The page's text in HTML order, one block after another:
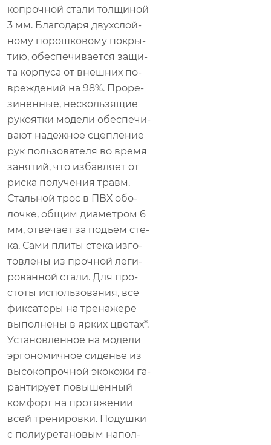
ко­проч­ной ста­ли тол­щи­ной
3 мм. Бла­го­да­ря двух­слой­
но­му по­рош­ко­во­му по­кры­
тию, обес­пе­чи­ва­ет­ся за­щи­
та кор­пу­са от внеш­них по­
вре­жде­ний на 98%. Про­ре­
зи­нен­ные, несколь­зя­щие
ру­ко­ят­ки мо­де­ли обес­пе­чи­
ва­ют на­деж­ное сцеп­ле­ние
рук поль­зо­ва­те­ля во вре­мя
за­ня­тий, что из­бав­ля­ет от
рис­ка по­лу­че­ния травм.
Сталь­ной трос в ПВХ обо­
лоч­ке, об­щим диа­мет­ром 6
мм, от­ве­ча­ет за подъ­ем сте­
ка. Сами пли­ты сте­ка из­го­
тов­ле­ны из проч­ной ле­ги­
ро­ван­ной ста­ли. Для про­
сто­ты ис­поль­зо­ва­ния, все
фик­са­то­ры на тре­на­же­ре
вы­пол­не­ны в яр­ких цве­тах*.
Уста­нов­лен­ное на мо­де­ли
эр­го­но­мич­ное си­де­нье из
вы­со­ко­проч­ной эко­ко­жи га­
ран­ти­ру­ет по­вы­шен­ный
ком­форт на про­тя­же­нии
всей тре­ни­ров­ки. По­душ­ки
с по­ли­уре­та­но­вым на­пол­